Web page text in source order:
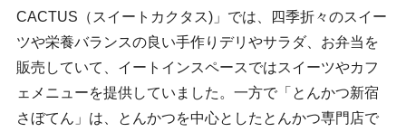
CACTUS（スイートカクタス)」では、四季折々のスイー
ツや栄養バランスの良い手作りデリやサラダ、お弁当を
販売していて、イートインスペースではスイーツやカフ
ェメニューを提供していました。一方で「とんかつ新宿
さぼてん」は、とんかつを中心としたとんかつ専門店で